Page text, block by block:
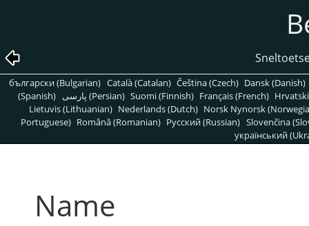
български (Bulgarian) Català (Catalan) Čeština (Czech) Dansk (Danish)
(Spanish)
پارسی (Persian) Suomi (Finnish) Français (French)
Lietuvis (Lithuanian) Nederlands (Dutch) Norsk Nynorsk
Portuguese) Română (Romanian) Pусский (Russian) Slovenčina
український
Name